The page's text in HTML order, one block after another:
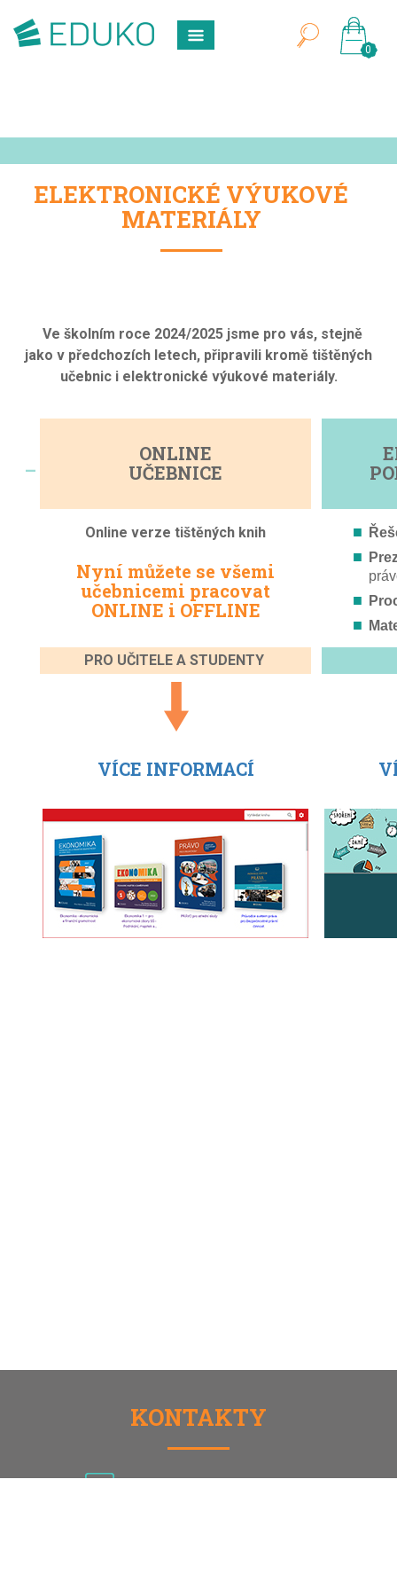
0
ELEKTRONICKÉ VÝUKOVÉ
MATERIÁLY
Ve školním roce 2024/2025 jsme pro vás, stejně
jako v předchozích letech, připravili kromě tištěných
učebnic i elektronické výukové materiály.
–
ONLINE
UČEBNICE
Online verze tištěných knih
Nyní můžete se všemi
učebnicemi pracovat
ONLINE i OFFLINE
PRO UČITELE A STUDENTY
VÍCE INFORMACÍ
KONTAKTY